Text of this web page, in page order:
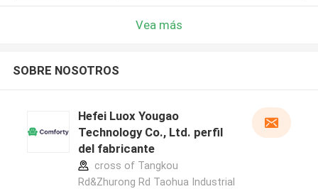
Vea más
SOBRE NOSOTROS
Hefei Luox Yougao
Technology Co., Ltd. perfil
del fabricante
cross of Tangkou
Rd&Zhurong Rd Taohua Industrial